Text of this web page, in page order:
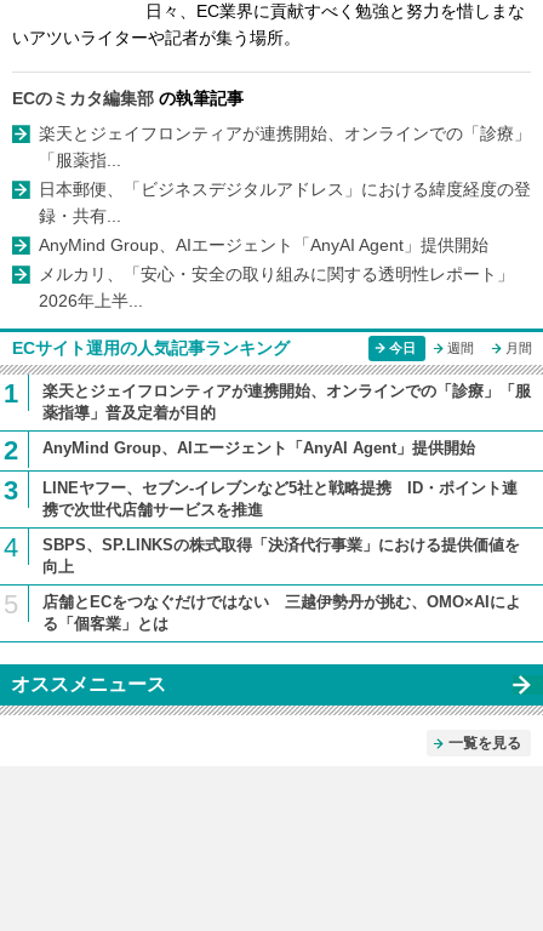
日々、EC業界に貢献すべく勉強と努力を惜しまな
いアツいライターや記者が集う場所。
ECのミカタ編集部 の執筆記事
楽天とジェイフロンティアが連携開始、オンラインでの「診療」
「服薬指...
日本郵便、「ビジネスデジタルアドレス」における緯度経度の登
録・共有...
AnyMind Group、AIエージェント「AnyAI Agent」提供開始
メルカリ、「安心・安全の取り組みに関する透明性レポート」
2026年上半...
ECサイト運用の人気記事ランキング 今日 週間 月間
1
楽天とジェイフロンティアが連携開始、オンラインでの「診療」「服
薬指導」普及定着が目的
2 AnyMind Group、AIエージェント「AnyAI Agent」提供開始
3
LINEヤフー、セブン-イレブンなど5社と戦略提携 ID・ポイント連
携で次世代店舗サービスを推進
4
SBPS、SP.LINKSの株式取得「決済代行事業」における提供価値を
向上
5
店舗とECをつなぐだけではない 三越伊勢丹が挑む、OMO×AIによ
る「個客業」とは
オススメニュース
一覧を見る